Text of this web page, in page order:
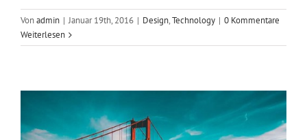
Vonadmin | Januar 19th, 2016 | Design,Technology | 0 Kommentare
Weiterlesen
Sed placerat velit ante feugiat